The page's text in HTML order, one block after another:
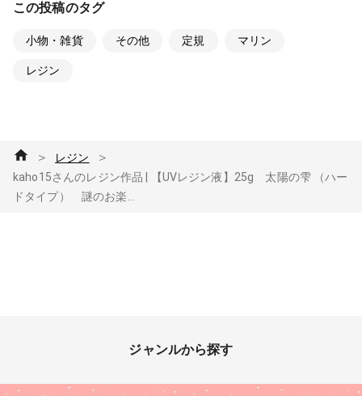
この投稿のタグ
小物・雑貨 その他 定規 マリン
レジン
＞ レジン ＞
kaho15さんのレジン作品 | 【UVレジン液】25g 太陽の雫 （ハー
ドタイプ） 謎のお楽...
ジャンルから探す